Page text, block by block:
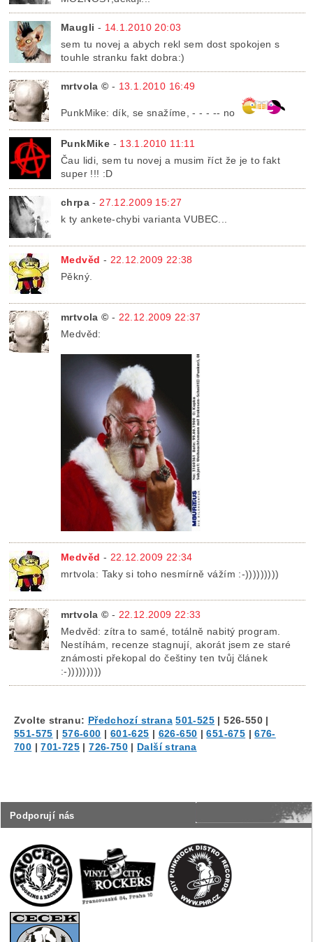
Podporují nás
Maugli - 14.1.2010 20:03
sem tu novej a abych rekl sem dost spokojen s
touhle stranku fakt dobra:)
mrtvola © - 13.1.2010 16:49
PunkMike: dík, se snažíme, - - - -- no
PunkMike - 13.1.2010 11:11
Čau lidi, sem tu novej a musim říct že je to fakt
super !!! :D
chrpa -27.12.2009 15:27
k ty ankete-chybi varianta VUBEC...
Medvěd - 22.12.2009 22:38
Pěkný.
mrtvola © - 22.12.2009 22:37
Medvěd:
Medvěd - 22.12.2009 22:34
mrtvola: Taky si toho nesmírně vážím :-)))))))))
mrtvola © - 22.12.2009 22:33
Medvěd: zítra to samé, totálně nabitý program.
Nestíhám, recenze stagnují, akorát jsem ze staré
známosti překopal do češtiny ten tvůj článek
:-)))))))))
Zvolte stranu: Předchozí strana 501-525 |526-550|
551-575 | 576-600 | 601-625 | 626-650 |651-675 |676-
700 |701-725 |726-750| Další strana